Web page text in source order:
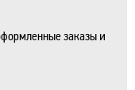
заказы и